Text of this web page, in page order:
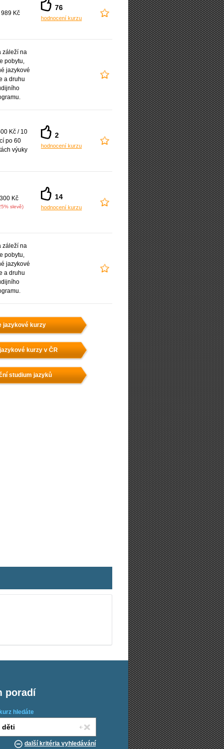
Kč
76
hodnocení kurzu
záleží na
pobytu,
jazykové
a druhu
Kč / 10
po 60
výuky
2
hodnocení kurzu
Kč
slevě)
14
hodnocení kurzu
záleží na
pobytu,
jazykové
a druhu
jazykové kurzy
kurzy v ČR
studium jazyků
poradí
hledáte
další kritéria vyhledávání